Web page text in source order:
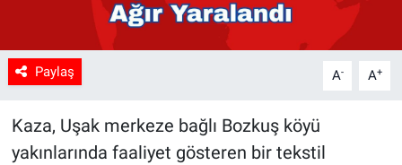
Paylaş A- A+
Kaza, Uşak merkeze bağlı Bozkuş köyü
yakınlarında faaliyet gösteren bir tekstil